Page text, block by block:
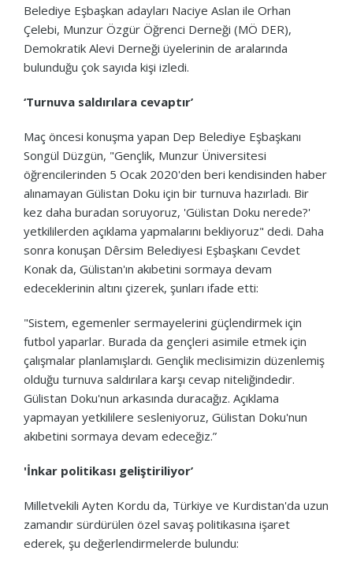
Belediye Eşbaşkan adayları Naciye Aslan ile Orhan
Çelebi, Munzur Özgür Öğrenci Derneği (MÖ DER),
Demokratik Alevi Derneği üyelerinin de aralarında
bulunduğu çok sayıda kişi izledi.
‘Turnuva saldırılara cevaptır’
Maç öncesi konuşma yapan Dep Belediye Eşbaşkanı
Songül Düzgün, "Gençlik, Munzur Üniversitesi
öğrencilerinden 5 Ocak 2020'den beri kendisinden haber
alınamayan Gülistan Doku için bir turnuva hazırladı. Bir
kez daha buradan soruyoruz, 'Gülistan Doku nerede?'
yetkililerden açıklama yapmalarını bekliyoruz" dedi. Daha
sonra konuşan Dêrsim Belediyesi Eşbaşkanı Cevdet
Konak da, Gülistan'ın akıbetini sormaya devam
edeceklerinin altını çizerek, şunları ifade etti:
"Sistem, egemenler sermayelerini güçlendirmek için
futbol yaparlar. Burada da gençleri asimile etmek için
çalışmalar planlamışlardı. Gençlik meclisimizin düzenlemiş
olduğu turnuva saldırılara karşı cevap niteliğindedir.
Gülistan Doku'nun arkasında duracağız. Açıklama
yapmayan yetkililere sesleniyoruz, Gülistan Doku'nun
akıbetini sormaya devam edeceğiz.”
'İnkar politikası geliştiriliyor’
Milletvekili Ayten Kordu da, Türkiye ve Kurdistan'da uzun
zamandır sürdürülen özel savaş politikasına işaret
ederek, şu değerlendirmelerde bulundu: